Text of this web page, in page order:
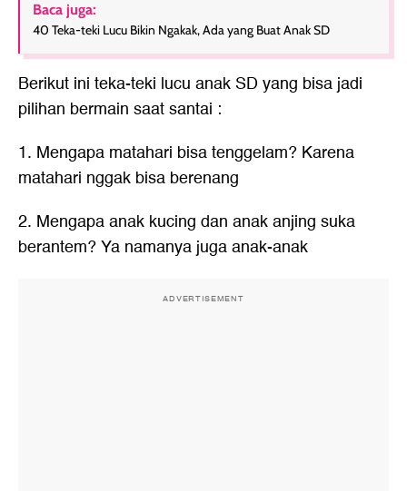
Baca juga:
40 Teka-teki Lucu Bikin Ngakak, Ada yang Buat Anak SD
Berikut ini teka-teki lucu anak SDyang bisa jadi
pilihan bermain saat santai :
1. Mengapa matahari bisa tenggelam? Karena
matahari nggak bisa berenang
2. Mengapa anak kucing dan anak anjing suka
berantem? Ya namanya juga anak-anak
ADVERTISEMENT